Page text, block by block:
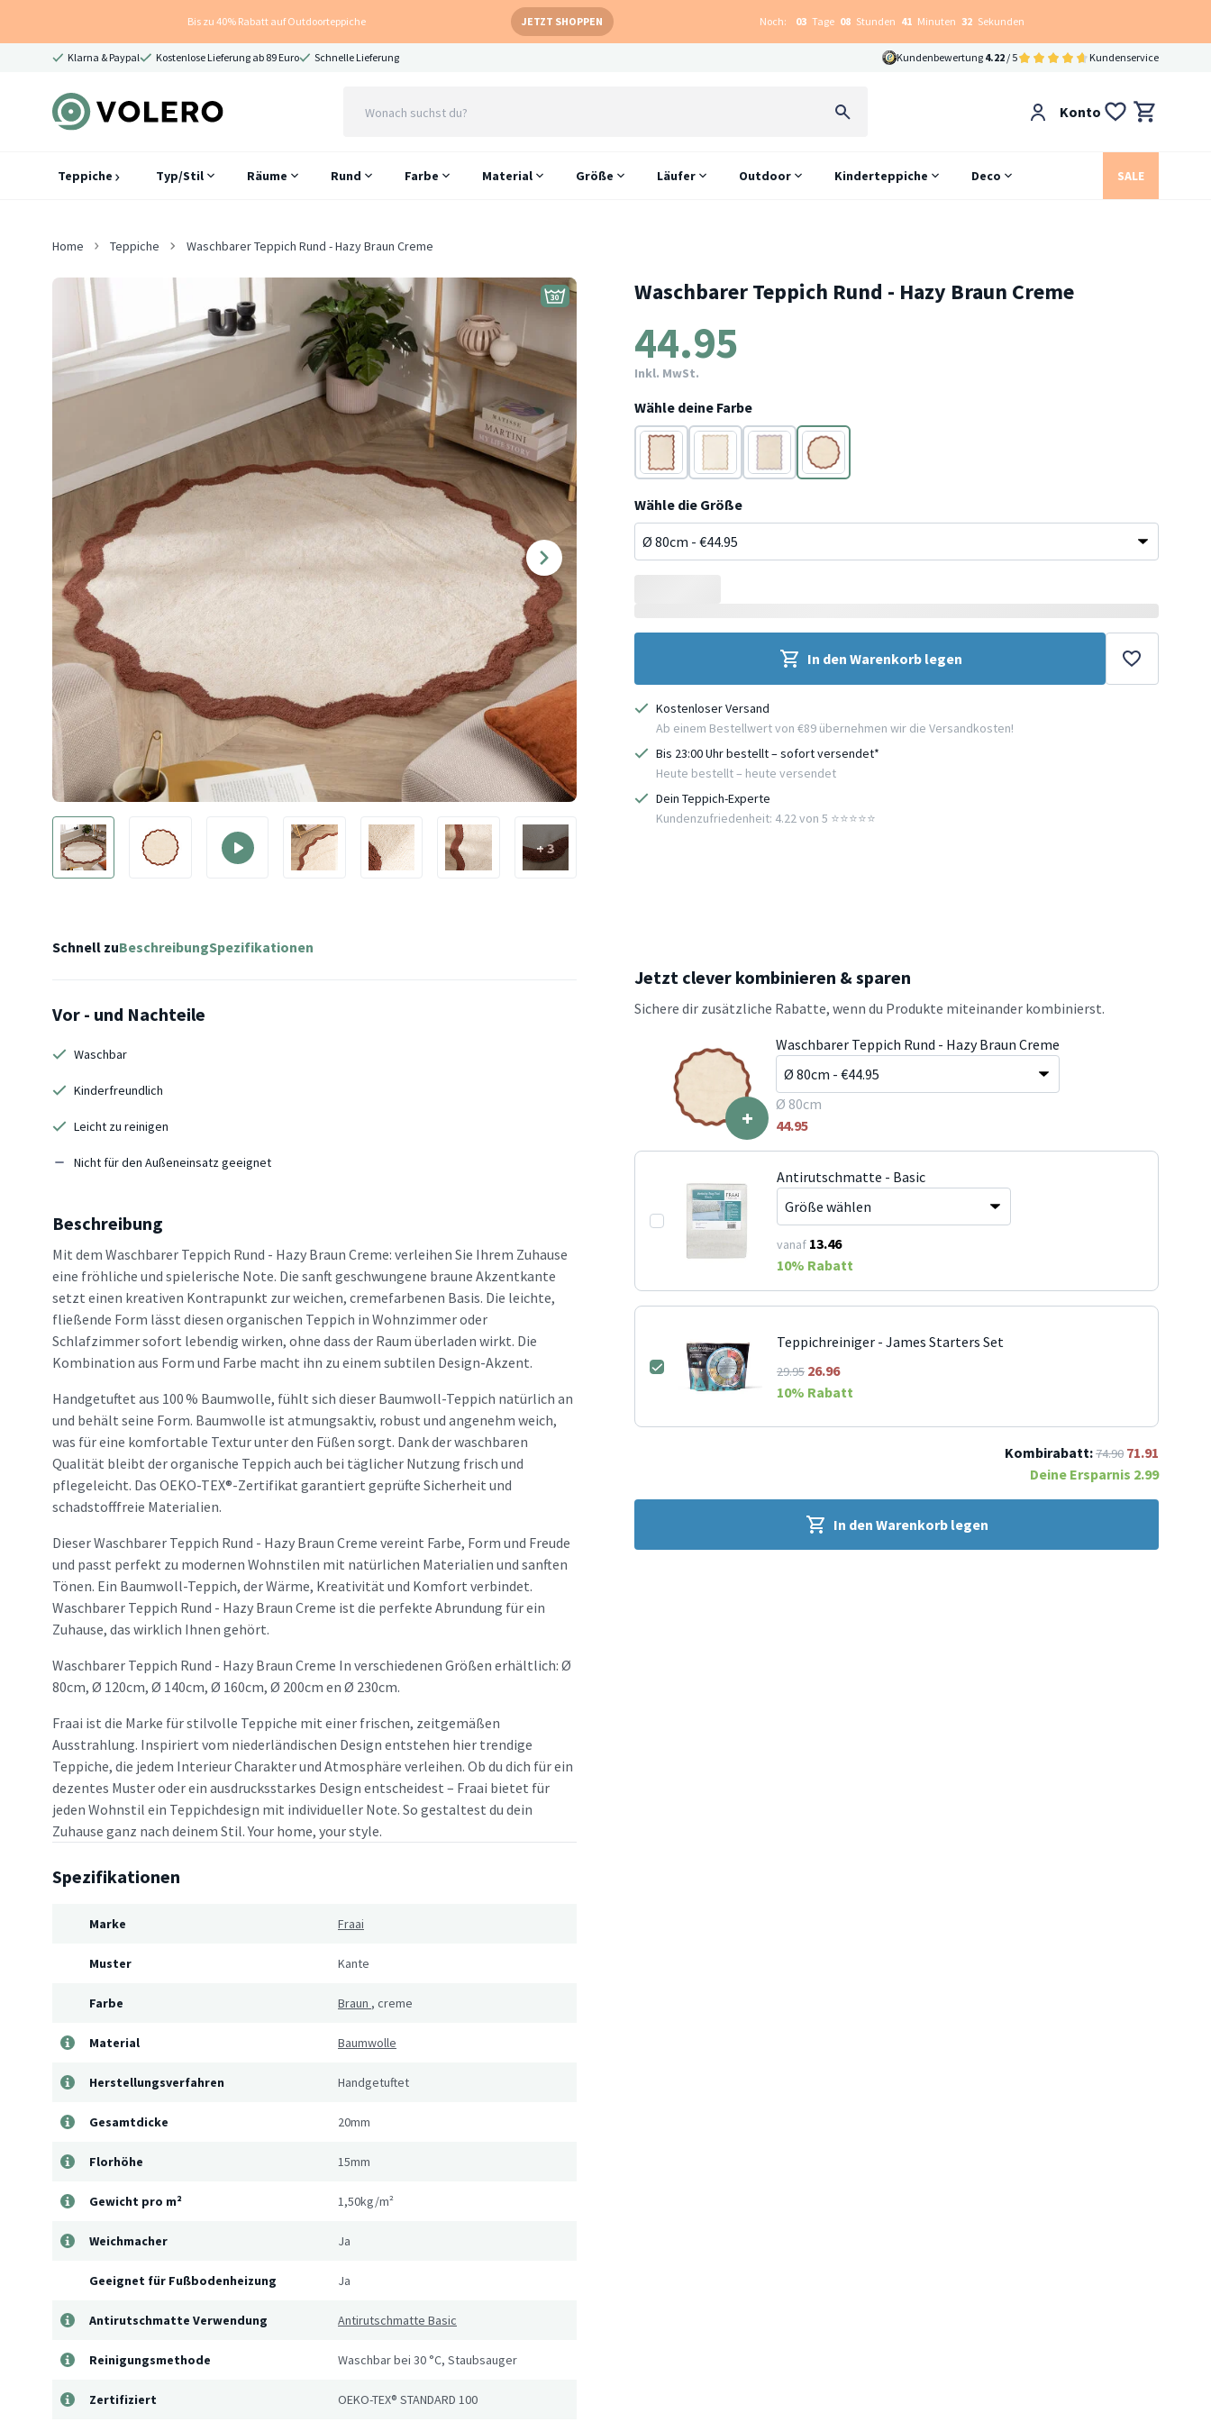
Bis zu 40% Rabatt auf Outdoorteppiche JETZT SHOPPEN Noch: 03 Tage 08 Stunden 41 Minuten 31 Sekunden
Klarna & Paypal Kostenlose Lieferung ab 89 Euro Schnelle Lieferung Kundenbewertung 4.22 / 5 Kundenservice
Konto
Teppiche Typ/Stil Räume Rund Farbe Material Größe Läufer Outdoor Kinderteppiche Deco SALE
Home Teppiche Waschbarer Teppich Rund - Hazy Braun Creme
+ 3
Waschbarer Teppich Rund - Hazy Braun Creme
44.95
Inkl. MwSt.
Wähle deine Farbe
Braun Beige Lila
Braun
Wähle die Größe
In den Warenkorb legen
Kostenloser Versand
Ab einem Bestellwert von €89 übernehmen wir die Versandkosten!
Bis 23:00 Uhr bestellt – sofort versendet*
Heute bestellt – heute versendet
Dein Teppich-Experte
Kundenzufriedenheit: 4.22 von 5 ⭐️⭐️⭐️⭐️⭐️
Schnell zuBeschreibungSpezifikationen
Vor - und Nachteile
Waschbar
Kinderfreundlich
Leicht zu reinigen
Nicht für den Außeneinsatz geeignet
Beschreibung
Mit dem Waschbarer Teppich Rund - Hazy Braun Creme: verleihen Sie Ihrem Zuhause
eine fröhliche und spielerische Note. Die sanft geschwungene braune Akzentkante
setzt einen kreativen Kontrapunkt zur weichen, cremefarbenen Basis. Die leichte,
fließende Form lässt diesen organischen Teppich in Wohnzimmer oder
Schlafzimmer sofort lebendig wirken, ohne dass der Raum überladen wirkt. Die
Kombination aus Form und Farbe macht ihn zu einem subtilen Design-Akzent.
Handgetuftet aus 100 % Baumwolle, fühlt sich dieser Baumwoll-Teppich natürlich an
und behält seine Form. Baumwolle ist atmungsaktiv, robust und angenehm weich,
was für eine komfortable Textur unter den Füßen sorgt. Dank der waschbaren
Qualität bleibt der organische Teppich auch bei täglicher Nutzung frisch und
pflegeleicht. Das OEKO-TEX®-Zertifikat garantiert geprüfte Sicherheit und
schadstofffreie Materialien.
Dieser Waschbarer Teppich Rund - Hazy Braun Creme vereint Farbe, Form und Freude
und passt perfekt zu modernen Wohnstilen mit natürlichen Materialien und sanften
Tönen. Ein Baumwoll-Teppich, der Wärme, Kreativität und Komfort verbindet.
Waschbarer Teppich Rund - Hazy Braun Creme ist die perfekte Abrundung für ein
Zuhause, das wirklich Ihnen gehört.
Waschbarer Teppich Rund - Hazy Braun Creme In verschiedenen Größen erhältlich: Ø
80cm, Ø 120cm, Ø 140cm, Ø 160cm, Ø 200cm en Ø 230cm.
Fraai ist die Marke für stilvolle Teppiche mit einer frischen, zeitgemäßen
Ausstrahlung. Inspiriert vom niederländischen Design entstehen hier trendige
Teppiche, die jedem Interieur Charakter und Atmosphäre verleihen. Ob du dich für ein
dezentes Muster oder ein ausdrucksstarkes Design entscheidest – Fraai bietet für
jeden Wohnstil ein Teppichdesign mit individueller Note. So gestaltest du dein
Zuhause ganz nach deinem Stil. Your home, your style.
Spezifikationen
Marke Fraai
Muster Kante
Farbe Braun , creme
Material Baumwolle
Herstellungsverfahren Handgetuftet
Gesamtdicke 20mm
Florhöhe 15mm
Gewicht pro m² 1,50kg/m²
Weichmacher Ja
Geeignet für Fußbodenheizung Ja
Antirutschmatte Verwendung Antirutschmatte Basic
Reinigungsmethode Waschbar bei 30 °C, Staubsauger
Zertifiziert OEKO-TEX® STANDARD 100
Jetzt clever kombinieren & sparen
Sichere dir zusätzliche Rabatte, wenn du Produkte miteinander kombinierst.
+
Waschbarer Teppich Rund - Hazy Braun Creme
Ø 80cm
44.95
Antirutschmatte - Basic
vanaf 13.46
10% Rabatt
Teppichreiniger - James Starters Set
29.95 26.96
10% Rabatt
Kombirabatt:74.90 71.91
Deine Ersparnis 2.99
In den Warenkorb legen